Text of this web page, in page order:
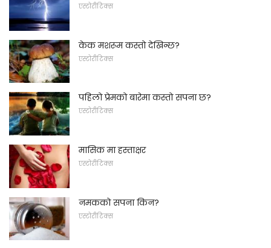
एस्टोरीटिक्स
केक मशरूम कस्तो देखिन्छ?
एस्टोरीटिक्स
पहिलो प्रेमको बारेमा कस्तो सपना छ?
एस्टोरीटिक्स
मासिक मा हस्ताक्षर
एस्टोरीटिक्स
नमकको सपना किन?
एस्टोरीटिक्स